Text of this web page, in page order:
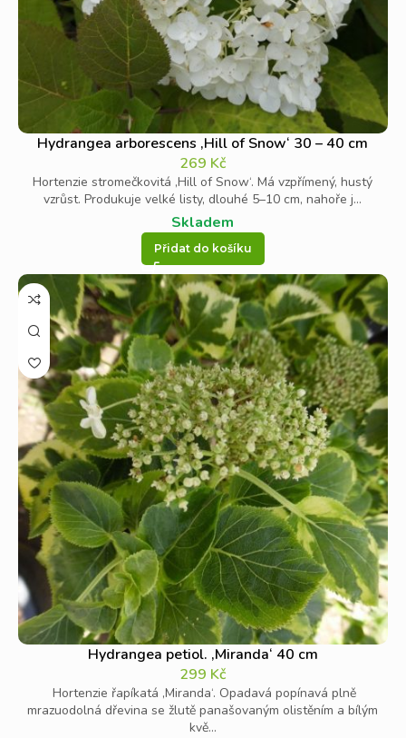
Hydrangea arborescens ‚Hill of Snow‘ 30 – 40 cm
269 Kč
Hortenzie stromečkovitá ‚Hill of Snow‘. Má vzpřímený, hustý
vzrůst. Produkuje velké listy, dlouhé 5–10 cm, nahoře j...
Skladem
Přidat do košíku
Hydrangea petiol. ‚Miranda‘ 40 cm
299 Kč
Hortenzie řapíkatá ‚Miranda‘. Opadavá popínavá plně
mrazuodolná dřevina se žlutě panašovaným olistěním a bílým
kvě...